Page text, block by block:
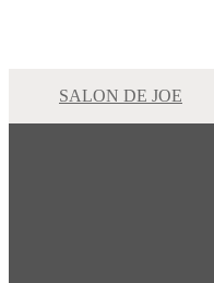
SALON DE JOE